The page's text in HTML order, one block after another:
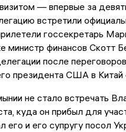
— впервые за
встретили
госсекретарь
министр финансов Скотт
после
президента США в Китай
не стало встречать
куда он прибыл для
его и его супругу посол